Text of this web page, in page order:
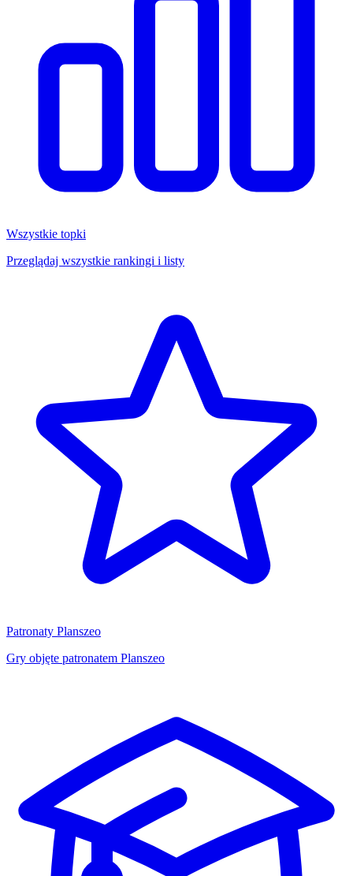
Wszystkie topki
Przeglądaj wszystkie rankingi i listy
Patronaty Planszeo
Gry objęte patronatem Planszeo